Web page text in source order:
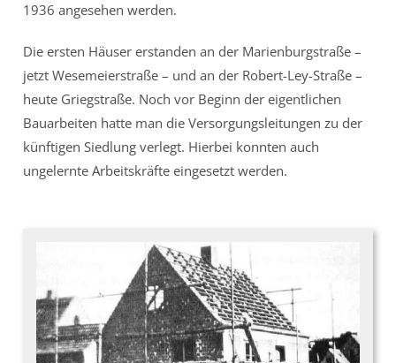
1936 angesehen werden.
Die ersten Häuser erstanden an der Marienburgstraße –
jetzt Wesemeierstraße – und an der Robert-Ley-Straße –
heute Griegstraße. Noch vor Beginn der eigentlichen
Bauarbeiten hatte man die Versorgungsleitungen zu der
künftigen Siedlung verlegt. Hierbei konnten auch
ungelernte Arbeitskräfte eingesetzt werden.